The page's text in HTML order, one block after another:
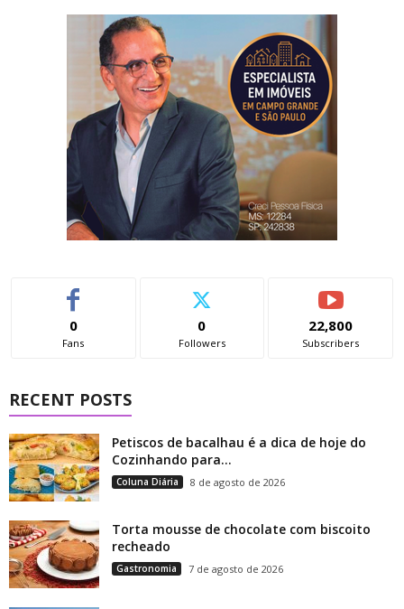
0
Fans
0
Followers
22,800
Subscribers
RECENT POSTS
Petiscos de bacalhau é a dica de hoje do
Cozinhando para...
Coluna Diária 8 de agosto de 2026
Torta mousse de chocolate com biscoito
recheado
Gastronomia 7 de agosto de 2026